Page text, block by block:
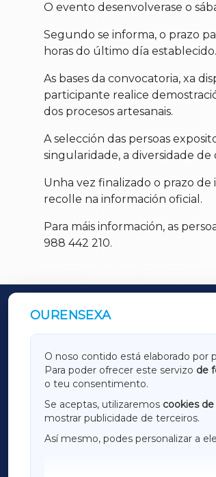
O evento desenvolverase o
Segundo se informa, o prazo
horas do último día
As bases da convocatoria, xa
participante realice
dos procesos artesanais.
A selección das persoas
singularidade, a diversidade de
Unha vez finalizado o prazo de
recolle na información oficial.
Para máis información, as
988 442 210.
OURENSEXA
O noso contido está elaborado por
Para poder ofrecer este servizo de
o teu consentimento.
Se aceptas, utilizaremos cookies
mostrar publicidade de terceiros.
Así mesmo, podes personalizar a
OUTROS PERIÓDICOS
GALICIAXA
AMARIÑAXA
OURENSEXA